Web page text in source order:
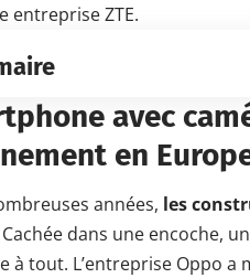
entrepriseZTE.
avec
en
années, les
Cachée dans une encoche,
à tout. L’entreprise Oppo